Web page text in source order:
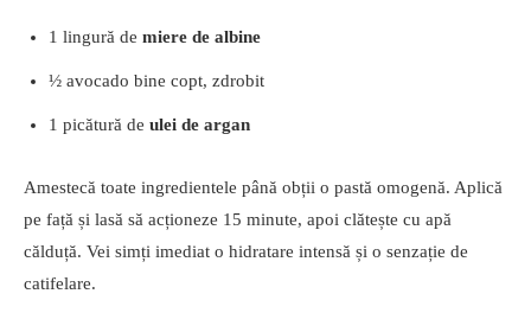
1 lingură de miere de albine
½ avocado bine copt, zdrobit
1 picătură de ulei de argan
Amestecă toate ingredientele până obții o pastă omogenă. Aplică
pe față și lasă să acționeze 15 minute, apoi clătește cu apă
călduță. Vei simți imediat o hidratare intensă și o senzație de
catifelare.